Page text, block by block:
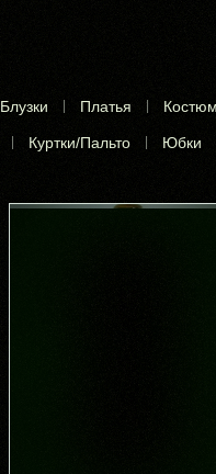
Блузки Платья
Куртки/Пальто Юбки